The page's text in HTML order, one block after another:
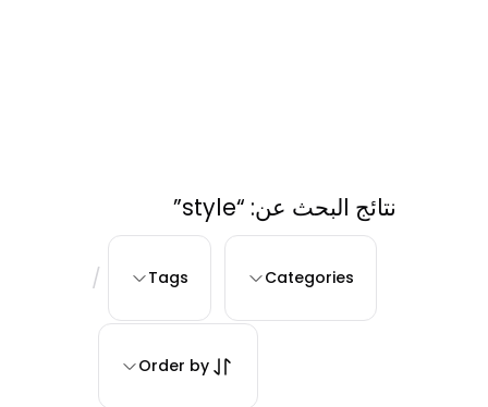
نتائج البحث عن: “style”
Categories
Tags
/
Order by